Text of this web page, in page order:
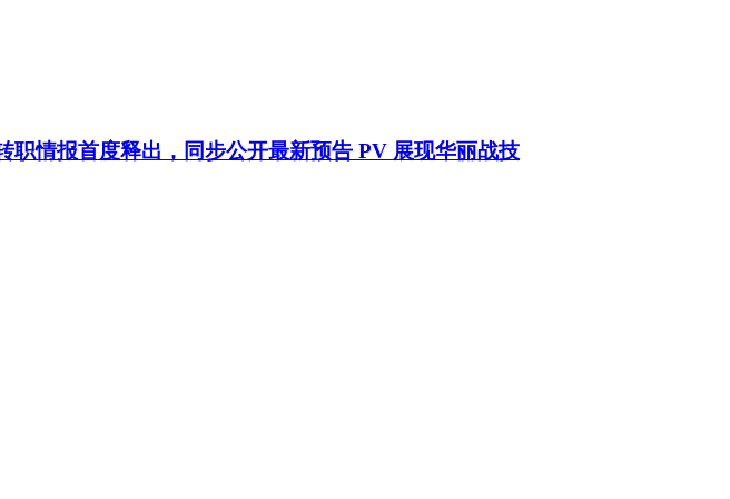
职情报首度释出，同步公开最新预告 PV 展现华丽战技